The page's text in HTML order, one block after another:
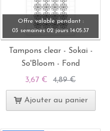
Offre valable pendant :
03 semaines 02 jours 14:05:37
Tampons clear - Sokai -
So'Bloom - Fond
3,67 € 4,89 €
Ajouter au panier